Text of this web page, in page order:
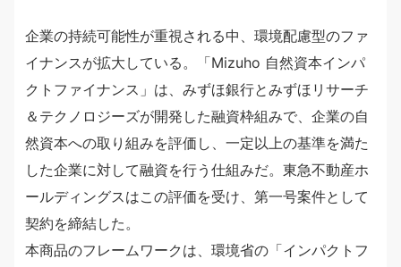
企業の持続可能性が重視される中、環境配慮型のファ
イナンスが拡大している。「Mizuho 自然資本インパ
クトファイナンス」は、みずほ銀行とみずほリサーチ
＆テクノロジーズが開発した融資枠組みで、企業の自
然資本への取り組みを評価し、一定以上の基準を満た
した企業に対して融資を行う仕組みだ。東急不動産ホ
ールディングスはこの評価を受け、第一号案件として
契約を締結した。
本商品のフレームワークは、環境省の「インパクトフ